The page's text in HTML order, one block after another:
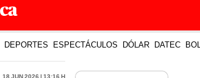
DEPORTES ESPECTÁCULOS DÓLAR DATEC
18 Jun 2026 | 13:16 h